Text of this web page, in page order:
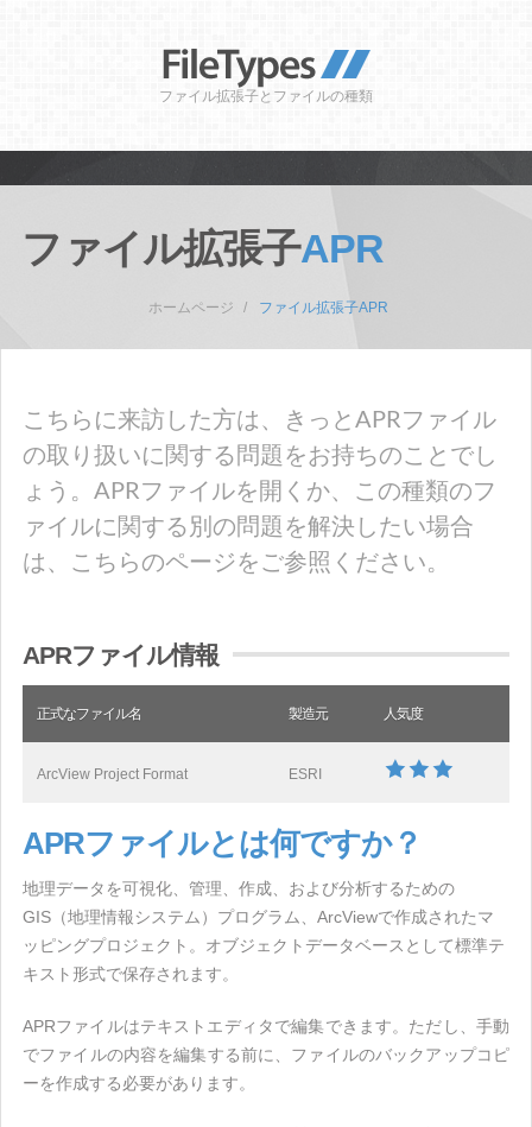
ファイル拡張子とファイルの種類
ファイル拡張子APR
ホームページ ファイル拡張子APR
こちらに来訪した方は、きっとAPRファイル
の取り扱いに関する問題をお持ちのことでし
ょう。APRファイルを開くか、この種類のフ
ァイルに関する別の問題を解決したい場合
は、こちらのページをご参照ください。
APRファイル情報
正式なファイル名 製造元 人気度
ArcView Project Format ESRI
APRファイルとは何ですか？
地理データを可視化、管理、作成、および分析するための
GIS（地理情報システム）プログラム、ArcViewで作成されたマ
ッピングプロジェクト。オブジェクトデータベースとして標準テ
キスト形式で保存されます。
APRファイルはテキストエディタで編集できます。ただし、手動
でファイルの内容を編集する前に、ファイルのバックアップコピ
ーを作成する必要があります。